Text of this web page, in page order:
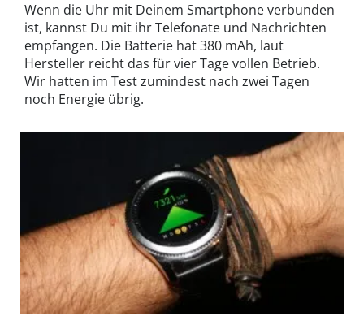
Wenn die Uhr mit Deinem Smartphone verbunden
ist, kannst Du mit ihr Telefonate und Nachrichten
empfangen. Die Batterie hat 380 mAh, laut
Hersteller reicht das für vier Tage vollen Betrieb.
Wir hatten im Test zumindest nach zwei Tagen
noch Energie übrig.